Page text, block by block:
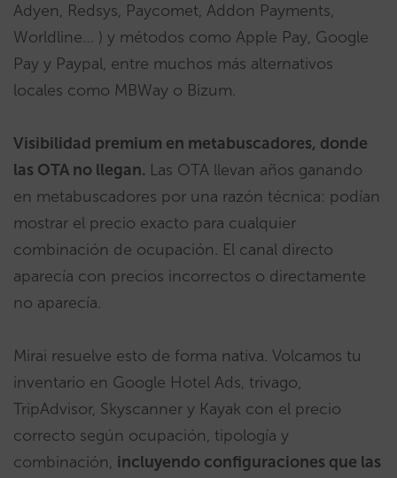
Adyen, Redsys, Paycomet, Addon Payments,
Worldline… ) y métodos como Apple Pay, Google
Pay y Paypal, entre muchos más alternativos
locales como MBWay o Bizum.
Visibilidad premium en metabuscadores, donde
las OTA no llegan. Las OTA llevan años ganando
en metabuscadores por una razón técnica: podían
mostrar el precio exacto para cualquier
combinación de ocupación. El canal directo
aparecía con precios incorrectos o directamente
no aparecía.
Mirai resuelve esto de forma nativa. Volcamos tu
inventario en Google Hotel Ads, trivago,
TripAdvisor, Skyscanner y Kayak con el precio
correcto según ocupación, tipología y
combinación, incluyendo configuraciones que las